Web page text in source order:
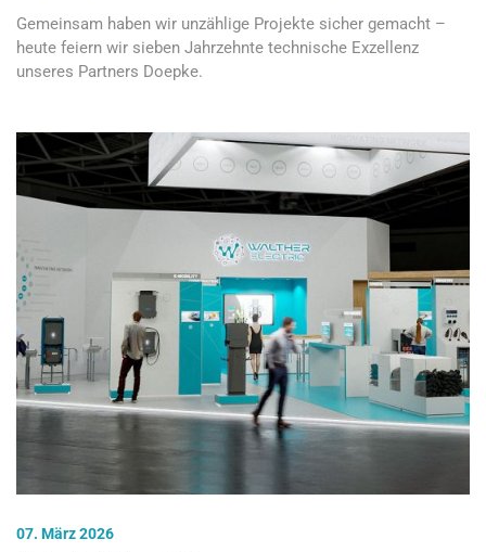
Gemeinsam haben wir unzählige Projekte sicher gemacht –
heute feiern wir sieben Jahrzehnte technische Exzellenz
unseres Partners Doepke.
07. März 2026